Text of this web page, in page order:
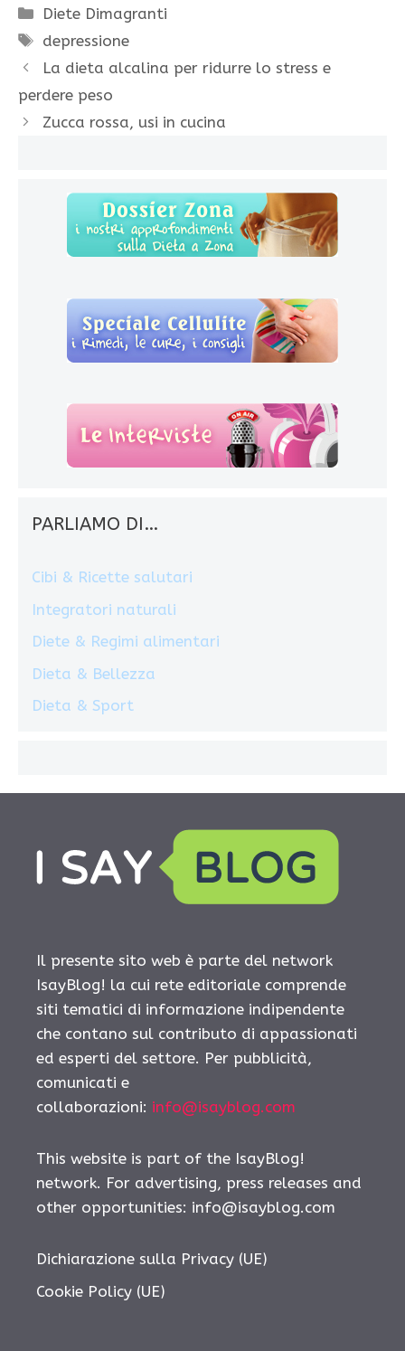
Categorie
Diete Dimagranti
Tag
depressione
La dieta alcalina per ridurre lo stress e
perdere peso
Zucca rossa, usi in cucina
PARLIAMO DI…
Cibi & Ricette salutari
Integratori naturali
Diete & Regimi alimentari
Dieta & Bellezza
Dieta & Sport
Il presente sito web è parte del network
IsayBlog! la cui rete editoriale comprende
siti tematici di informazione indipendente
che contano sul contributo di appassionati
ed esperti del settore. Per pubblicità,
comunicati e
collaborazioni: info@isayblog.com
This website is part of the IsayBlog!
network. For advertising, press releases and
other opportunities: info@isayblog.com
Dichiarazione sulla Privacy (UE)
Cookie Policy (UE)